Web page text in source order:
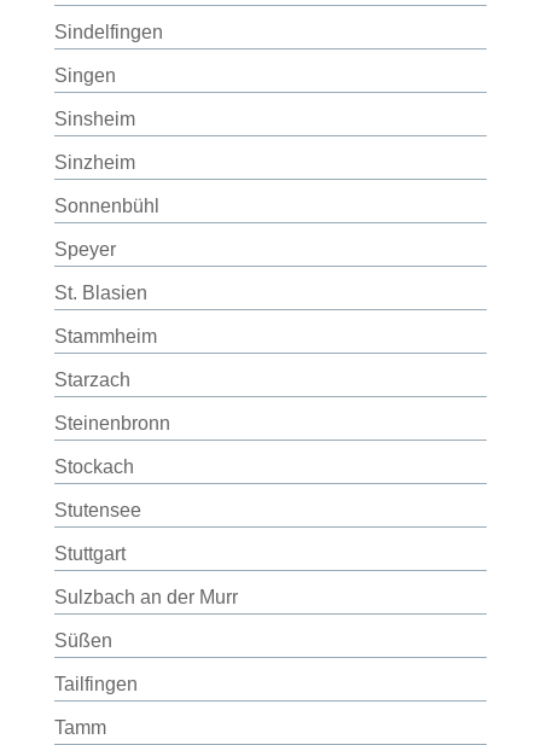
Sindelfingen
Singen
Sinsheim
Sinzheim
Sonnenbühl
Speyer
St. Blasien
Stammheim
Starzach
Steinenbronn
Stockach
Stutensee
Stuttgart
Sulzbach an der Murr
Süßen
Tailfingen
Tamm